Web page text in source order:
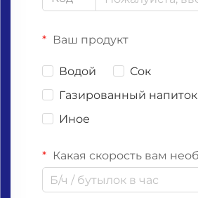
Ваш продукт
Водой
Сок
Газированный напиток
Иное
Какая скорость вам